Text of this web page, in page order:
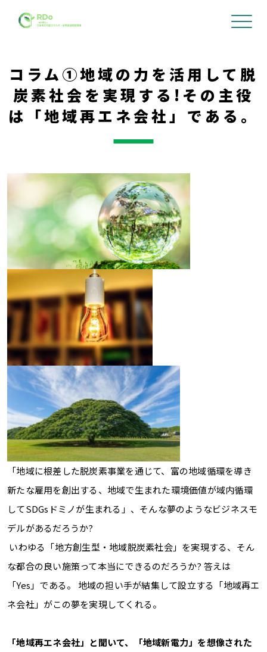
コラム①地域の力を活用して脱
炭素社会を実現する!その主役
は「地域再エネ会社」である。
「地域に根差した脱炭素事業を通じて、富の地域循環を導き
新たな雇用を創出する、地域で生まれた環境価値が域内循環
してSDGs ドミノが生まれる」、そんな夢のようなビジネスモ
デルがあるだろうか?
いわゆる「地方創生型・地域脱炭素社会」を実現する、そん
な都合の良い施策って本当にできるのだろうか? 答えは
「Yes 」である。 地域の担い手が結集して設立する「地域再エ
ネ会社」がこの夢を実現してくれる。
「地域再エネ会社」と聞いて、「地域新電力」を想像された